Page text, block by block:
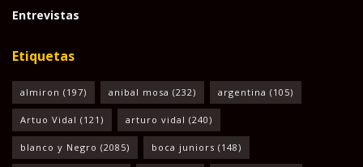
Entrevistas
Etiquetas
almiron (197) anibal mosa (232) argentina (105)
Artuo Vidal (121) arturo vidal (240)
blanco y Negro (2085) boca juniors (148)